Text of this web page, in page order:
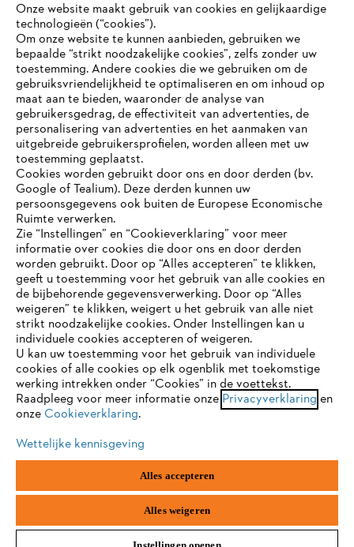
E-mailadres
Inschrijven
#STIHL
Bedrijf
STIHL FAQ
Contact
Gegevensbescherming Impressum
JE BROWSER WORDT NIET
ONDERSTEUND
Je gebruikt een browser die we nog niet ondersteunen. Om
onze website optimaal te kunnen gebruiken, raden we aan dat
je overschakelt op één van de volgende browsers:
firefox
safari edge
Onze website maakt gebruik van cookies en gelijkaardige
technologieën (“cookies”).
Om onze website te kunnen aanbieden, gebruiken we
bepaalde “strikt noodzakelijke cookies”, zelfs zonder uw
toestemming. Andere cookies die we gebruiken om de
gebruiksvriendelijkheid te optimaliseren en om inhoud op
maat aan te bieden, waaronder de analyse van
gebruikersgedrag, de effectiviteit van advertenties, de
personalisering van advertenties en het aanmaken van
uitgebreide gebruikersprofielen, worden alleen met uw
toestemming geplaatst.
Cookies worden gebruikt door ons en door derden (bv.
Google of Tealium). Deze derden kunnen uw
persoonsgegevens ook buiten de Europese Economische
Ruimte verwerken.
Zie “Instellingen” en “Cookieverklaring” voor meer
informatie over cookies die door ons en door derden
worden gebruikt. Door op “Alles accepteren” te klikken,
geeft u toestemming voor het gebruik van alle cookies en
de bijbehorende gegevensverwerking. Door op “Alles
weigeren” te klikken, weigert u het gebruik van alle niet
strikt noodzakelijke cookies. Onder Instellingen kan u
individuele cookies accepteren of weigeren.
U kan uw toestemming voor het gebruik van individuele
cookies of alle cookies op elk ogenblik met toekomstige
werking intrekken onder “Cookies” in de voettekst.
Raadpleeg voor meer informatie onze Privacyverklaring en
onze Cookieverklaring.
Wettelijke kennisgeving
Alles accepteren
Alles weigeren